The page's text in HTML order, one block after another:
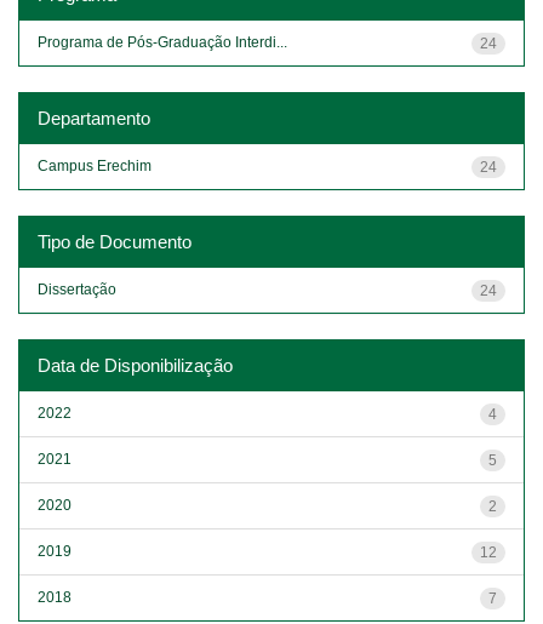
24
Programa de Pós-Graduação Interdi...
Departamento
24
Campus Erechim
Tipo de Documento
24
Dissertação
Data de Disponibilização
4
2022
5
2021
2
2020
12
2019
7
2018